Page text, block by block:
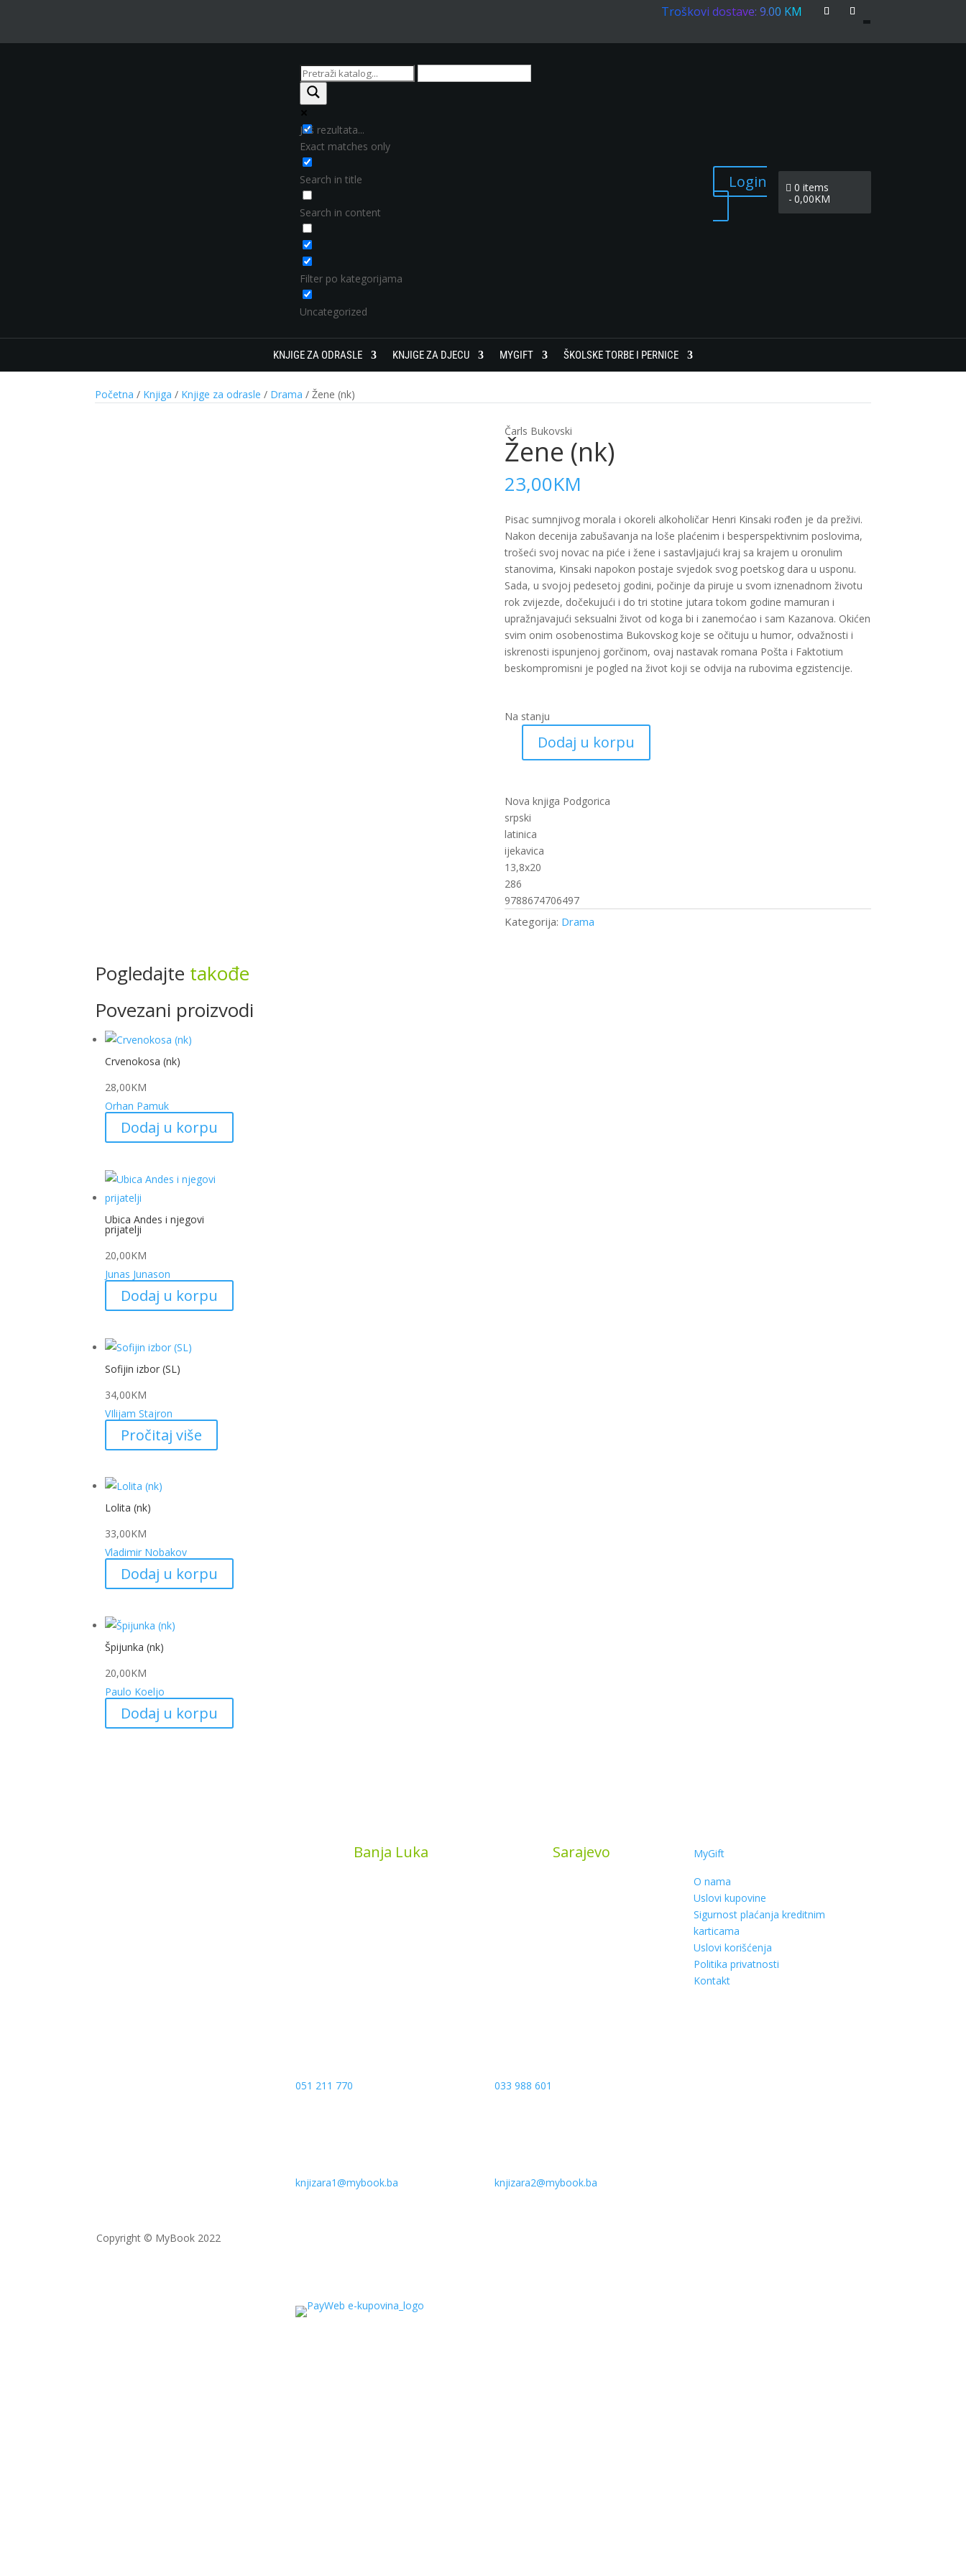
Troškovi dostave: 9.00 KM
Još rezultata...
Exact matches only
Search in title
Search in content
Filter po kategorijama
Uncategorized
Login
0 items
0,00KM
KNJIGE ZA ODRASLE KNJIGE ZA DJECU MYGIFT ŠKOLSKE TORBE I PERNICE
Početna / Knjiga / Knjige za odrasle / Drama / Žene (nk)
Čarls Bukovski
Žene (nk)
23,00KM
Pisac sumnjivog morala i okoreli alkoholičar Henri Kinsaki rođen je da preživi.
Nakon decenija zabušavanja na loše plaćenim i besperspektivnim poslovima,
trošeći svoj novac na piće i žene i sastavljajući kraj sa krajem u oronulim
stanovima, Kinsaki napokon postaje svjedok svog poetskog dara u usponu.
Sada, u svojoj pedesetoj godini, počinje da piruje u svom iznenadnom životu
rok zvijezde, dočekujući i do tri stotine jutara tokom godine mamuran i
upražnjavajući seksualni život od koga bi i zanemoćao i sam Kazanova. Okićen
svim onim osobenostima Bukovskog koje se očituju u humor, odvažnosti i
iskrenosti ispunjenoj gorčinom, ovaj nastavak romana Pošta i Faktotium
beskompromisni je pogled na život koji se odvija na rubovima egzistencije.
Na stanju
Dodaj u korpu
Nova knjiga Podgorica
srpski
latinica
ijekavica
13,8x20
286
9788674706497
Kategorija: Drama
Pogledajte takođe
Povezani proizvodi
Crvenokosa (nk)
28,00KM
Orhan Pamuk
Dodaj u korpu
Ubica Andes i njegovi
prijatelji
20,00KM
Junas Junason
Dodaj u korpu
Sofijin izbor (SL)
34,00KM
VIlijam Stajron
Pročitaj više
Lolita (nk)
33,00KM
Vladimir Nobakov
Dodaj u korpu
Špijunka (nk)
20,00KM
Paulo Koeljo
Dodaj u korpu
Banja Luka
051 211 770
knjizara1@mybook.ba
Sarajevo
033 988 601
knjizara2@mybook.ba
MyGift
O nama
Uslovi kupovine
Sigurnost plaćanja kreditnim
karticama
Uslovi korišćenja
Politika privatnosti
Kontakt
Copyright © MyBook 2022